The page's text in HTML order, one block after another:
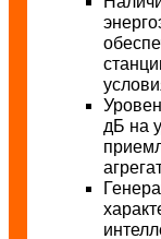
дБ на